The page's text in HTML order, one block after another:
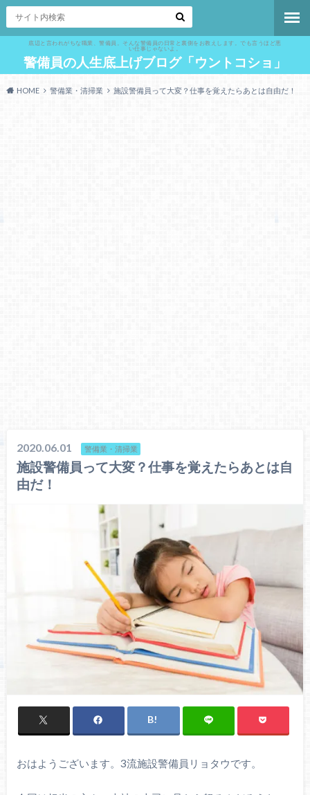
底辺と言われがちな職業、警備員。そんな警備員の日常と裏側をお教えします。でも言うほど悪
い仕事じゃないよ。
警備員の人生底上げブログ「ウントコショ」
HOME 警備業・清掃業 施設警備員って大変？仕事を覚えたらあとは自由だ！
2020.06.01 警備業・清掃業
施設警備員って大変？仕事を覚えたらあとは自
由だ！
おはようございます。3流施設警備員リョタウです。